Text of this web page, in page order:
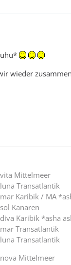
wieder
Mittelmeer
Transatlantik
Karibik / MA
Kanaren
Karibik *asha
Transatlantik
Transatlantik
Mittelmeer